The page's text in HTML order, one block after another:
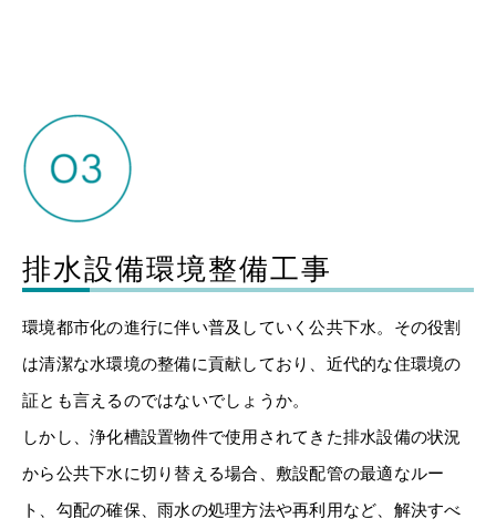
スタッフ
お知らせ
お問い合わせ
排水設備環境整備工事
環境都市化の進行に伴い普及していく公共下水。その役割
は清潔な水環境の整備に貢献しており、近代的な住環境の
証とも言えるのではないでしょうか。
しかし、浄化槽設置物件で使用されてきた排水設備の状況
から公共下水に切り替える場合、敷設配管の最適なルー
ト、勾配の確保、雨水の処理方法や再利用など、解決すべ